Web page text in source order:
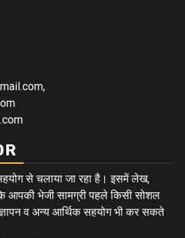
से चलाया जा रहा है। इसमें लेख,
आपकी भेजी सामग्री पहले किसी सोशल
व अन्य आर्थिक सहयोग भी कर सकते